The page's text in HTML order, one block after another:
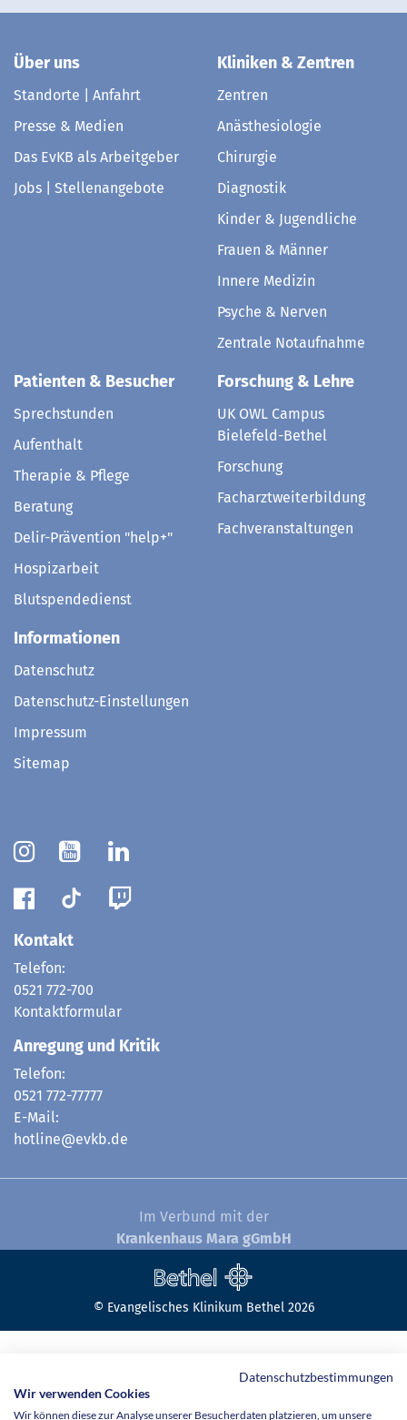
Über uns
Standorte | Anfahrt
Presse & Medien
Das EvKB als Arbeitgeber
Jobs | Stellenangebote
Kliniken & Zentren
Zentren
Anästhesiologie
Chirurgie
Diagnostik
Kinder & Jugendliche
Frauen & Männer
Innere Medizin
Psyche & Nerven
Zentrale Notaufnahme
Patienten & Besucher
Sprechstunden
Aufenthalt
Therapie & Pflege
Beratung
Delir-Prävention "help+"
Hospizarbeit
Blutspendedienst
Forschung & Lehre
UK OWL Campus
Bielefeld-Bethel
Forschung
Facharztweiterbildung
Fachveranstaltungen
Informationen
Datenschutz
Datenschutz-Einstellungen
Impressum
Sitemap
Kontakt
Telefon:
0521 772-700
Kontaktformular
Anregung und Kritik
Telefon:
0521 772-77777
E-Mail:
hotline@evkb.de
Im Verbund mit der
Krankenhaus Mara gGmbH
© Evangelisches Klinikum Bethel 2026
Datenschutzbestimmungen
Wir verwenden Cookies
Wir können diese zur Analyse unserer Besucherdaten platzieren, um unsere